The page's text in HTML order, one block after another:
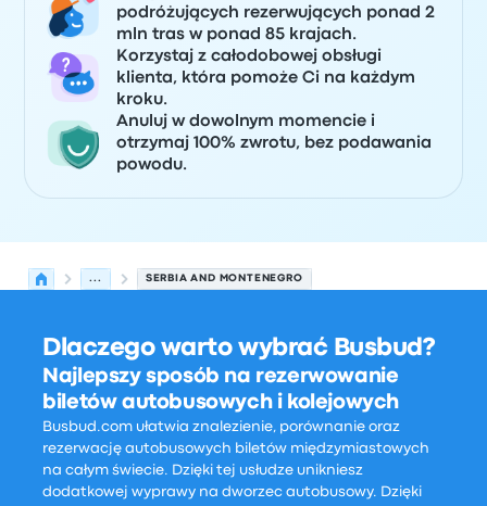
podróżujących rezerwujących ponad 2
mln tras w ponad 85 krajach.
Korzystaj z całodobowej obsługi
klienta, która pomoże Ci na każdym
kroku.
Anuluj w dowolnym momencie i
otrzymaj 100% zwrotu, bez podawania
powodu.
... SERBIA AND MONTENEGRO
Dlaczego warto wybrać Busbud?
Najlepszy sposób na rezerwowanie
biletów autobusowych i kolejowych
Busbud.com ułatwia znalezienie, porównanie oraz
rezerwację autobusowych biletów międzymiastowych
na całym świecie. Dzięki tej usłudze unikniesz
dodatkowej wyprawy na dworzec autobusowy. Dzięki